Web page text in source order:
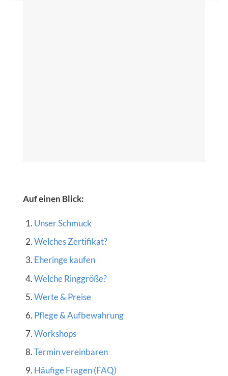
Auf einen Blick:
Unser Schmuck
Welches Zertifikat?
Eheringe kaufen
Welche Ringgröße?
Werte & Preise
Pflege & Aufbewahrung
Workshops
Termin vereinbaren
Häufige Fragen (FAQ)